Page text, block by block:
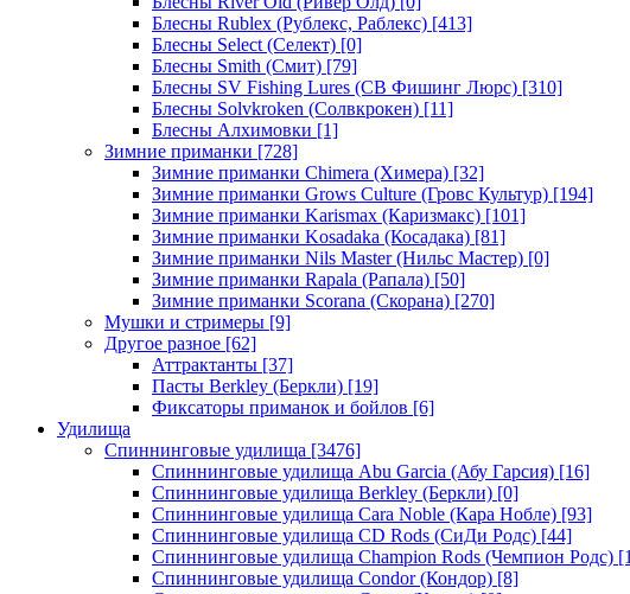
Блесны Rublex (Рублекс, Раблекс) [413]
Блесны Select (Селект) [0]
Блесны Smith (Смит) [79]
Блесны SV Fishing Lures (СВ Фишинг Люрс) [310]
Блесны Solvkroken (Солвкрокен) [11]
Блесны Алхимовки [1]
Зимние приманки [728]
Зимние приманки Chimera (Химера) [32]
Зимние приманки Grows Culture (Гровс Культур) [194]
Зимние приманки Karismax (Каризмакс) [101]
Зимние приманки Kosadaka (Косадака) [81]
Зимние приманки Nils Master (Нильс Мастер) [0]
Зимние приманки Rapala (Рапала) [50]
Зимние приманки Scorana (Скорана) [270]
Мушки и стримеры [9]
Другое разное [62]
Аттрактанты [37]
Пасты Berkley (Беркли) [19]
Фиксаторы приманок и бойлов [6]
Удилища
Спиннинговые удилища [3476]
Спиннинговые удилища Abu Garcia (Абу Гарсия) [16]
Спиннинговые удилища Berkley (Беркли) [0]
Спиннинговые удилища Cara Noble (Кара Нобле) [93]
Спиннинговые удилища CD Rods (СиДи Родс) [44]
Спиннинговые удилища Champion Rods (Чемпион Родс)
Спиннинговые удилища Condor (Кондор) [8]